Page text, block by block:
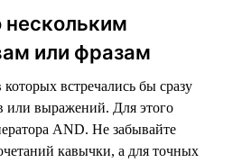
нескольким
или фразам
встречались бы сразу
или выражений. Для этого
AND. Не забывайте
кавычки, а для точных